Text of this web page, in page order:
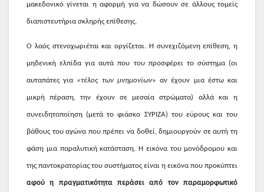
μακεδονικό γίνεται η αφορμή για να δώσουν σε άλλους τομείς
διαπιστευτήρια σκληρής επίθεσης.
Ο λαός στενοχωριέται και οργίζεται. Η συνεχιζόμενη επίθεση, η
μηδενική ελπίδα για αυτά που του προσφέρει το σύστημα (οι
αυταπάτες για «τέλος των μνημονίων» αν έχουν μια έστω και
μικρή πέραση, την έχουν σε μεσαία στρώματα) αλλά και η
συνειδητοποίηση (μετά το φιάσκο ΣΥΡΙΖΑ) του εύρους και του
βάθους του αγώνα που πρέπει να δοθεί, δημιουργούν σε αυτή τη
φάση μια παραλυτική κατάσταση. Η εικόνα του μονόδρομου και
της παντοκρατορίας του συστήματος είναι η εικόνα που προκύπτει
αφού η πραγματικότητα περάσει από τον παραμορφωτικό